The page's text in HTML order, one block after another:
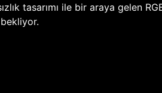
tasarımı ile bir araya gelen